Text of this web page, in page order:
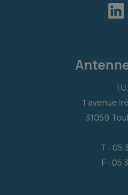
1 avenue
31059
T : 05
F : 05